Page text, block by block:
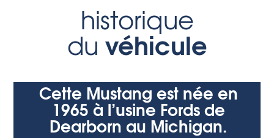
historique
du véhicule
Cette Mustang est née en
1965 à l’usine Fords de
Dearborn au Michigan.